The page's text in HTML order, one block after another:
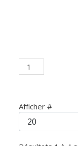
Afficher #